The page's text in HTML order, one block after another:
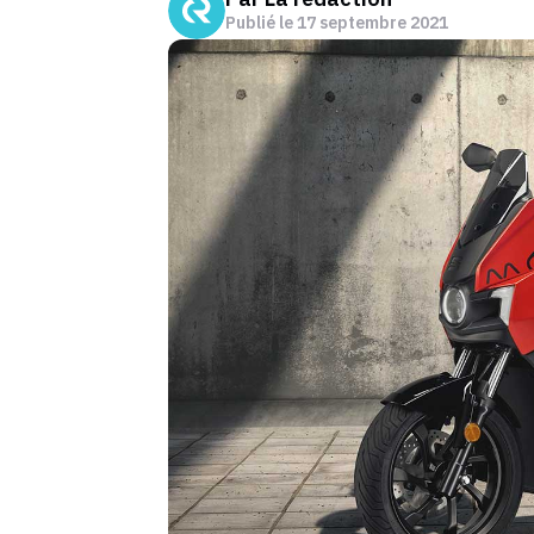
Publié le17 septembre 2021